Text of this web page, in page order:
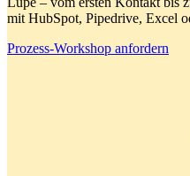
mit HubSpot, Pipedrive, Excel
Prozess-Workshop anfordern